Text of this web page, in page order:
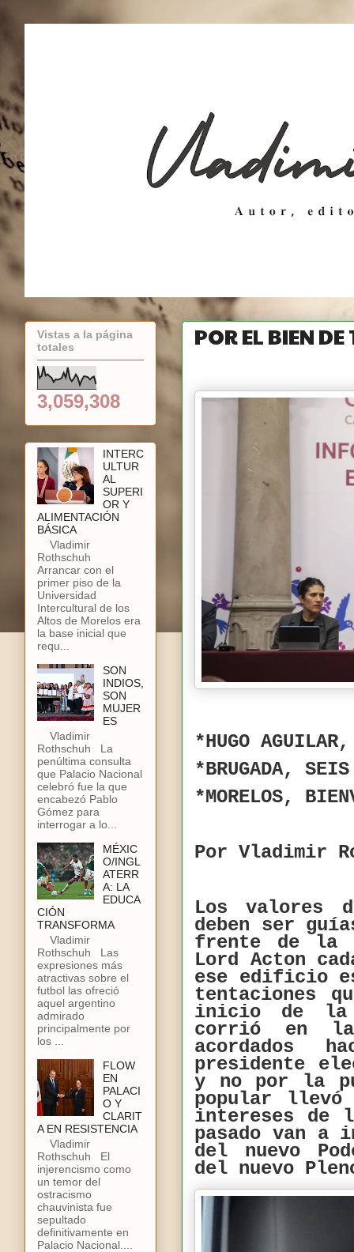
POR EL BIEN DE
*HUGO
*BRUGADA, SEIS
*MORELOS,
Por Vladimir
Los valores
deben ser
frente de la
Lord Acton
ese edificio
tentaciones
inicio de la
corrió en la
acordados
presidente
y no por la
popular llevó
intereses de
pasado van
del nuevo
del nuevo
Vistas a la página
totales
3,059,308
INTERC
ULTUR
AL
SUPERI
OR Y
ALIMENTACIÓN
BÁSICA
Vladimir
Rothschuh
Arrancar con el
primer piso de la
Universidad
Intercultural de los
Altos de Morelos era
la base inicial que
requ...
SON
INDIOS,
SON
MUJER
ES
Vladimir
Rothschuh La
penúltima consulta
que Palacio Nacional
celebró fue la que
encabezó Pablo
Gómez para
interrogar a lo...
MÉXIC
O/INGL
ATERR
A: LA
EDUCA
CIÓN
TRANSFORMA
Vladimir
Rothschuh Las
expresiones más
atractivas sobre el
futbol las ofreció
aquel argentino
admirado
principalmente por
los ...
FLOW
EN
PALACI
O Y
CLARIT
A EN RESISTENCIA
Vladimir
Rothschuh El
injerencismo como
un temor del
ostracismo
chauvinista fue
sepultado
definitivamente en
Palacio Nacional....